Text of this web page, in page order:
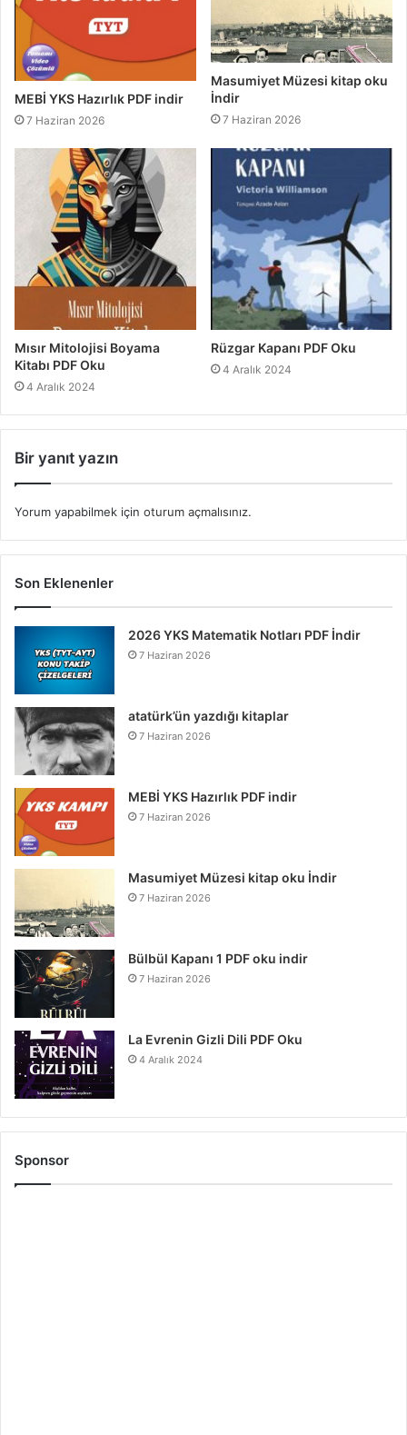
MEBİ YKS Hazırlık PDF indir
7 Haziran 2026
Masumiyet Müzesi kitap oku
İndir
7 Haziran 2026
Mısır Mitolojisi Boyama
Kitabı PDF Oku
4 Aralık 2024
Rüzgar Kapanı PDF Oku
4 Aralık 2024
Bir yanıt yazın
Yorum yapabilmek için oturum açmalısınız.
Son Eklenenler
2026 YKS Matematik Notları PDF İndir
7 Haziran 2026
atatürk’ün yazdığı kitaplar
7 Haziran 2026
MEBİ YKS Hazırlık PDF indir
7 Haziran 2026
Masumiyet Müzesi kitap oku İndir
7 Haziran 2026
Bülbül Kapanı 1 PDF oku indir
7 Haziran 2026
La Evrenin Gizli Dili PDF Oku
4 Aralık 2024
Sponsor